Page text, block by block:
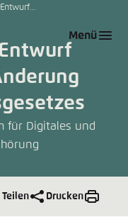
Menü
für Digitales und
Teilen Drucken
verwalten.
basierend
Sie aus,